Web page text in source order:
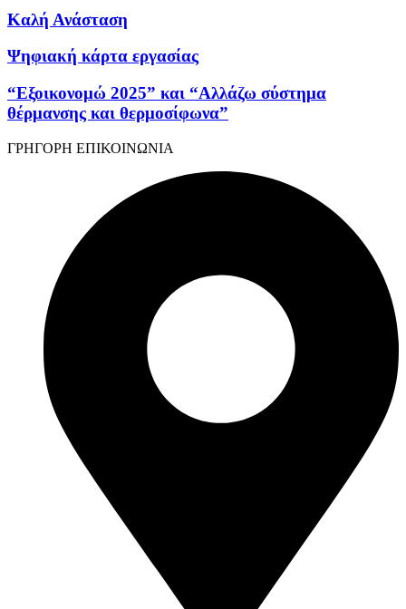
Καλή Ανάσταση
Ψηφιακή κάρτα εργασίας
“Εξοικονομώ 2025” και “Αλλάζω σύστημα
θέρμανσης και θερμοσίφωνα”
ΓΡΗΓΟΡΗ ΕΠΙΚΟΙΝΩΝΙΑ